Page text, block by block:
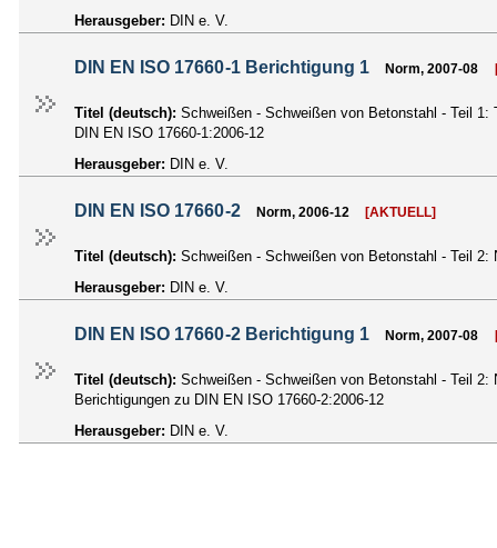
Herausgeber: DIN e. V.
DIN EN ISO 17660-1 Berichtigung 1 Norm, 2007-08
Titel (deutsch): Schweißen - Schweißen von Betonstahl - Teil 1:
DIN EN ISO 17660-1:2006-12
Herausgeber: DIN e. V.
DIN EN ISO 17660-2 Norm, 2006-12 [AKTUELL]
Titel (deutsch): Schweißen - Schweißen von Betonstahl - Teil 2:
Herausgeber: DIN e. V.
DIN EN ISO 17660-2 Berichtigung 1 Norm, 2007-08
Titel (deutsch): Schweißen - Schweißen von Betonstahl - Teil 2:
Berichtigungen zu DIN EN ISO 17660-2:2006-12
Herausgeber: DIN e. V.